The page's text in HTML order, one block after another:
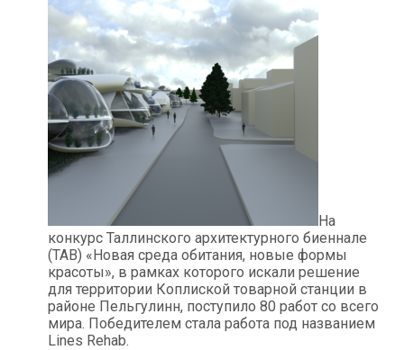
На
конкурс Таллинского архитектурного биеннале
(TAB) «Новая среда обитания, новые формы
красоты», в рамках которого искали решение
для территории Коплиской товарной станции в
районе Пельгулинн, поступило 80 работ со всего
мира. Победителем стала работа под названием
Lines Rehab.